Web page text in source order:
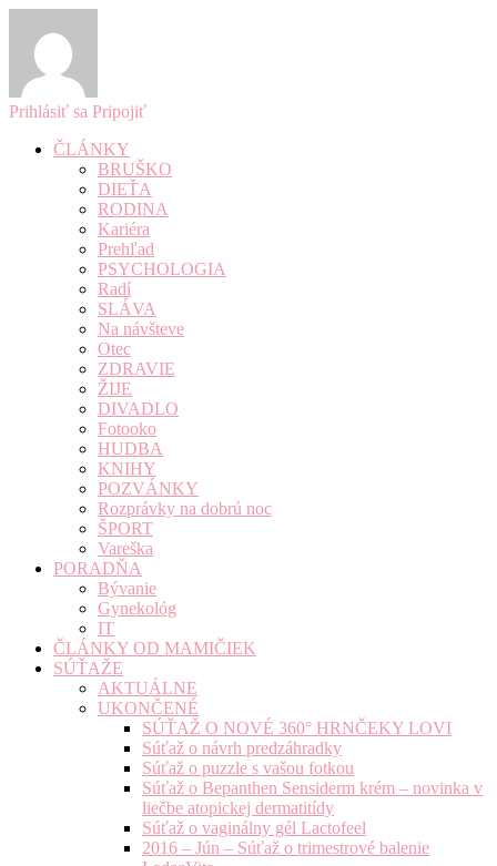
Prihlásiť sa Pripojiť
ČLÁNKY
BRUŠKO
DIEŤA
RODINA
Kariéra
Prehľad
PSYCHOLOGIA
Radí
SLÁVA
Na návšteve
Otec
ZDRAVIE
ŽIJE
DIVADLO
Fotooko
HUDBA
KNIHY
POZVÁNKY
Rozprávky na dobrú noc
ŠPORT
Vareška
PORADŇA
Bývanie
Gynekológ
IT
ČLÁNKY OD MAMIČIEK
SÚŤAŽE
AKTUÁLNE
UKONČENÉ
SÚŤAŽ O NOVÉ 360° HRNČEKY LOVI
Súťaž o návrh predzáhradky
Súťaž o puzzle s vašou fotkou
Súťaž o Bepanthen Sensiderm krém – novinka v
liečbe atopickej dermatitídy
Súťaž o vaginálny gél Lactofeel
2016 – Jún – Súťaž o trimestrové balenie